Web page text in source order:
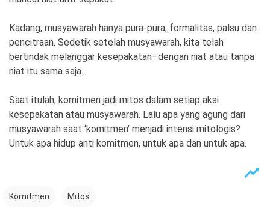
Kadang, musyawarah hanya pura-pura, formalitas, palsu dan
pencitraan. Sedetik setelah musyawarah, kita telah
bertindak melanggar kesepakatan–dengan niat atau tanpa
niat itu sama saja.
Saat itulah, komitmen jadi mitos dalam setiap aksi
kesepakatan atau musyawarah. Lalu apa yang agung dari
musyawarah saat ‘komitmen’ menjadi intensi mitologis?
Untuk apa hidup anti komitmen, untuk apa dan untuk apa.
Komitmen Mitos